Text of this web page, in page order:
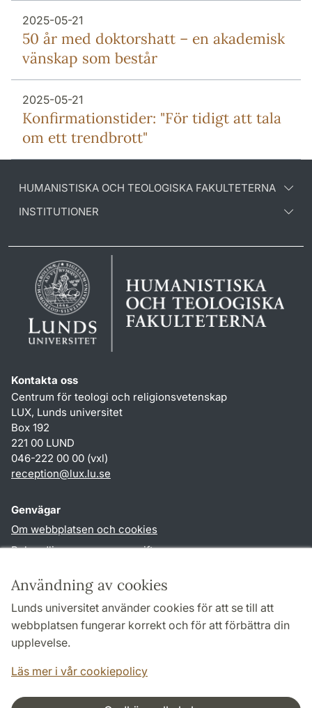
Användning av cookies
Lunds universitet använder cookies för att se till att
webbplatsen fungerar korrekt och för att förbättra din
upplevelse.
Läs mer i vår cookiepolicy
2025-05-21
50 år med doktorshatt – en akademisk
vänskap som består
2025-05-21
Konfirmationstider: "För tidigt att tala
om ett trendbrott"
HUMANISTISKA OCH TEOLOGISKA FAKULTETERNA
INSTITUTIONER
Kontakta oss
Centrum för teologi och religionsvetenskap
LUX, Lunds universitet
Box 192
221 00 LUND
046-222 00 00 (vxl)
reception@lux.lu.se
Genvägar
Om webbplatsen och cookies
Behandling av personuppgifter
TYPO3-login
Följ oss i sociala medier